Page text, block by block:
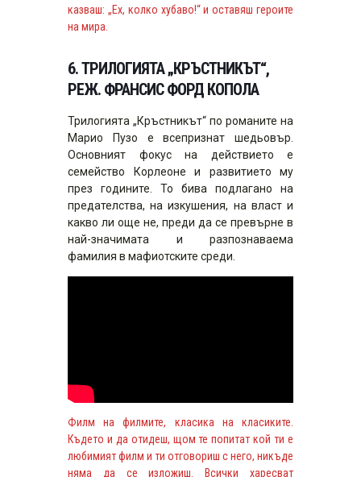
казваш: „Ех, колко хубаво!“ и оставяш героите
на мира.
6. ТРИЛОГИЯТА „КРЪСТНИКЪТ“,
РЕЖ. ФРАНСИС ФОРД КОПОЛА
Трилогията „Кръстникът“ по романите на
Марио Пузо е всепризнат шедьовър.
Основният фокус на действието е
семейство Корлеоне и развитието му
през годините. То бива подлагано на
предателства, на изкушения, на власт и
какво ли още не, преди да се превърне в
най-значимата и разпознаваема
фамилия в мафиотските среди.
Филм на филмите, класика на класиките.
Където и да отидеш, щом те попитат кой ти е
любимият филм и ти отговориш с него, никъде
няма да се изложиш. Всички харесват